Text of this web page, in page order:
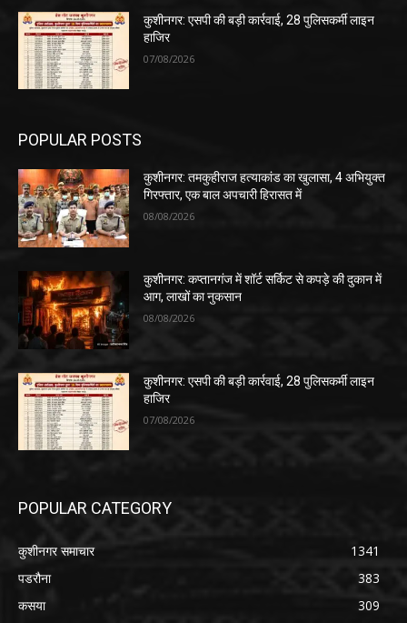
कुशीनगर: एसपी की बड़ी कार्रवाई, 28 पुलिसकर्मी लाइन
हाजिर
07/08/2026
POPULAR POSTS
कुशीनगर: तमकुहीराज हत्याकांड का खुलासा, 4 अभियुक्त
गिरफ्तार, एक बाल अपचारी हिरासत में
08/08/2026
कुशीनगर: कप्तानगंज में शॉर्ट सर्किट से कपड़े की दुकान में
आग, लाखों का नुकसान
08/08/2026
कुशीनगर: एसपी की बड़ी कार्रवाई, 28 पुलिसकर्मी लाइन
हाजिर
07/08/2026
POPULAR CATEGORY
कुशीनगर समाचार
1341
पडरौना
383
कसया
309